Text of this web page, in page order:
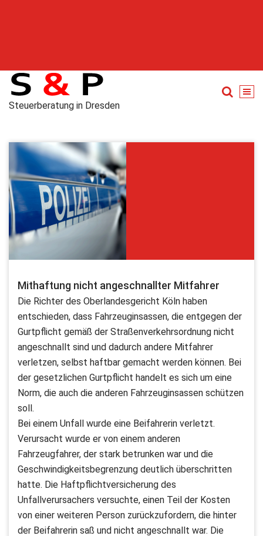
Steuerberatung in Dresden
Mithaftung nicht angeschnallter Mitfahrer
Die Richter des Oberlandesgericht Köln haben
entschieden, dass Fahrzeuginsassen, die entgegen der
Gurtpflicht gemäß der Straßenverkehrsordnung nicht
angeschnallt sind und dadurch andere Mitfahrer
verletzen, selbst haftbar gemacht werden können. Bei
der gesetzlichen Gurtpflicht handelt es sich um eine
Norm, die auch die anderen Fahrzeuginsassen schützen
soll.
Bei einem Unfall wurde eine Beifahrerin verletzt.
Verursacht wurde er von einem anderen
Fahrzeugfahrer, der stark betrunken war und die
Geschwindigkeitsbegrenzung deutlich überschritten
hatte. Die Haftpflichtversicherung des
Unfallverursachers versuchte, einen Teil der Kosten
von einer weiteren Person zurückzufordern, die hinter
der Beifahrerin saß und nicht angeschnallt war. Die